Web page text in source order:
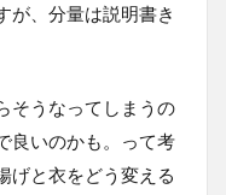
が、分量は説明書き
そうなってしまうの
良いのかも。って考
げと衣をどう変える